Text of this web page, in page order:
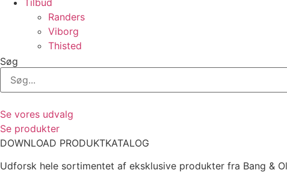
Tilbud
Randers
Viborg
Thisted
Søg
Se vores udvalg
Se produkter
DOWNLOAD PRODUKTKATALOG
Udforsk hele sortimentet af eksklusive produkter fra Bang &